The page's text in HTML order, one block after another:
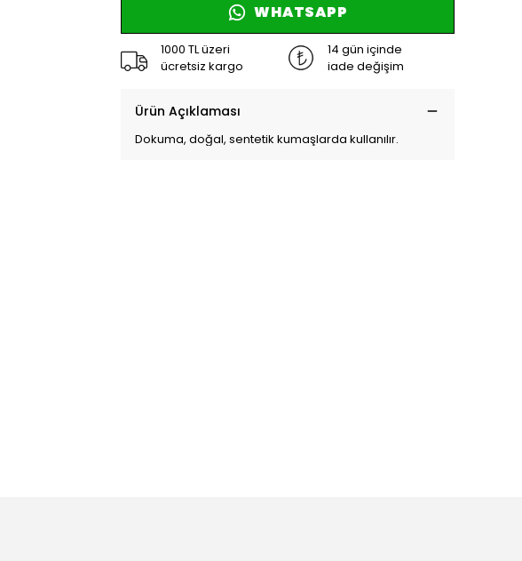
WHATSAPP
1000 TL üzeri
ücretsiz kargo
14 gün içinde
iade değişim
Ürün Açıklaması
Dokuma, doğal, sentetik kumaşlarda kullanılır.